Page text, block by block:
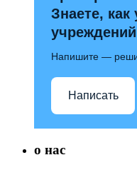
Знаете,
Напишите —
Написать
о нас